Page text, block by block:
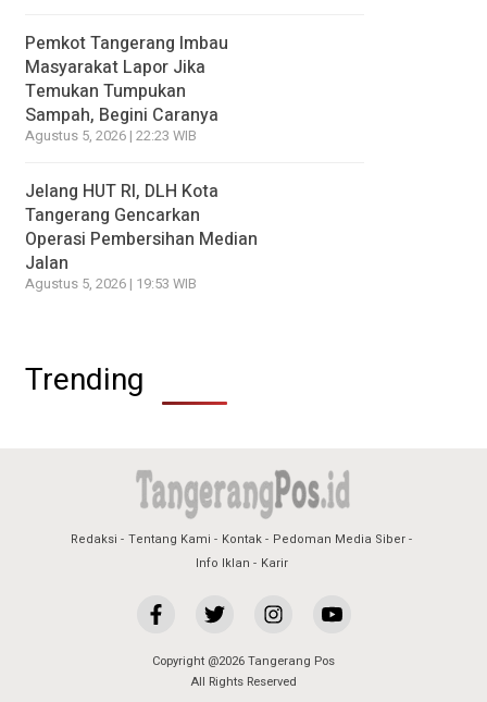
Pemkot Tangerang Imbau
Masyarakat Lapor Jika
Temukan Tumpukan
Sampah, Begini Caranya
Agustus 5, 2026 | 22:23 WIB
Jelang HUT RI, DLH Kota
Tangerang Gencarkan
Operasi Pembersihan Median
Jalan
Agustus 5, 2026 | 19:53 WIB
Trending
Redaksi Tentang Kami Kontak
Pedoman Media Siber
Info Iklan
Karir
Copyright @2026 Tangerang Pos
All Rights Reserved